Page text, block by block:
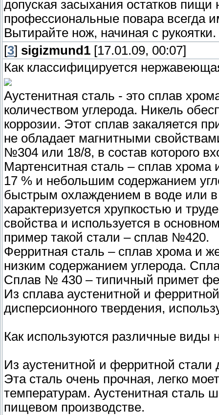
допуская засыхания остатков
профессиональные повара всегда
Вытирайте нож, начиная с рукоятки.
[3] sigizmund1 [17.01.09, 00:07]
Как классифицируется
Аустенитная сталь - это сплав
количеством углерода. Никель
коррозии. Этот сплав закаляется
не обладает магнитными
№304 или 18/8, в состав которого
Мартенситная сталь – сплав
17 % и небольшим содержанием
быстрым охлаждением в воде или
характеризуется хрупкостью и
свойства и используется в
пример такой стали – сплав №420.
Ферритная сталь – сплав хрома и
низким содержанием углерода.
Сплав № 430 – типичный примет
Из сплава аустенитной и
дисперсионного твердения,
Как используются различные
Из аустенитной и ферритной
Эта сталь очень прочная, легко
температурам. Аустенитная сталь
пищевом производстве.